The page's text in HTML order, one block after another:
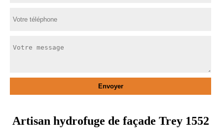
Artisan hydrofuge de façade Trey 1552